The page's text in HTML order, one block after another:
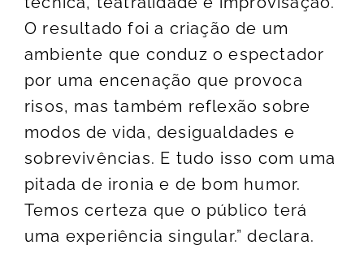
O resultado foi a criação de um
ambiente que conduz o espectador
por uma encenação que provoca
risos, mas também reflexão sobre
modos de vida, desigualdades e
sobrevivências. E tudo isso com uma
pitada de ironia e de bom humor.
Temos certeza que o público terá
uma experiência singular.” declara.